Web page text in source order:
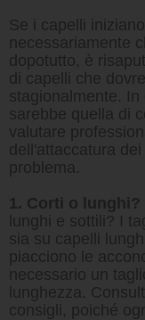
Se i capelli
necessariamente
dopotutto, è
di capelli che
stagionalmente.
sarebbe quella di
valutare
dell'attaccatura dei
problema.
1. Corti o lunghi?
lunghi e sottili? I
sia su capelli
piacciono le
necessario un
lunghezza.
consigli, poiché